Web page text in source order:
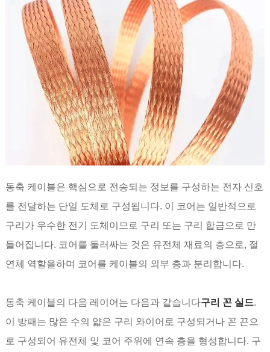
동축 케이블은 핵심으로 전송되는 정보를 구성하는 전자 신호
를 전달하는 단일 도체로 구성됩니다. 이 코어는 일반적으로
구리가 우수한 전기 도체이므로 구리 또는 구리 합금으로 만
들어집니다. 코어를 둘러싸는 것은 유전체 재료의 층으로, 절
연체 역할을하며 코어를 케이블의 외부 층과 분리합니다.
동축 케이블의 다음 레이어는 다음과 같습니다구리 꼰 실드.
이 방패는 많은 수의 얇은 구리 와이어로 구성되거나 꼰 끈으
로 구성되어 유전체 및 코어 주위에 연속 층을 형성합니다. 구